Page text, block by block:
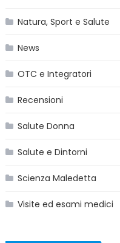
Natura, Sport e Salute
News
OTC e Integratori
Recensioni
Salute Donna
Salute e Dintorni
Scienza Maledetta
Visite ed esami medici